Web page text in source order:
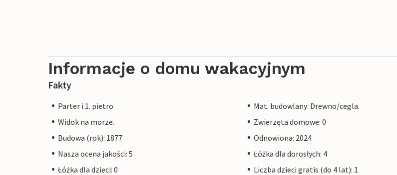
Informacje o domu wakacyjnym
Fakty
Parter i 1. pietro
Mat. budowlany: Drewno/cegla.
Widok na morze.
Zwierzęta domowe: 0
Budowa (rok): 1877
Odnowiona: 2024
Nasza ocena jakości: 5
Łóżka dla dorosłych: 4
Łóżka dla dzieci: 0
Liczba dzieci gratis (do 4 lat): 1